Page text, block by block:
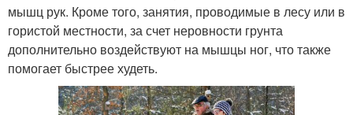
мышц рук. Кроме того, занятия, проводимые в лесу или в
гористой местности, за счет неровности грунта
дополнительно воздействуют на мышцы ног, что также
помогает быстрее худеть.